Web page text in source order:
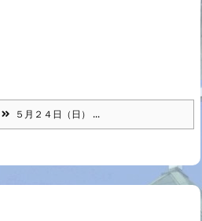
５月２４日（日） ...